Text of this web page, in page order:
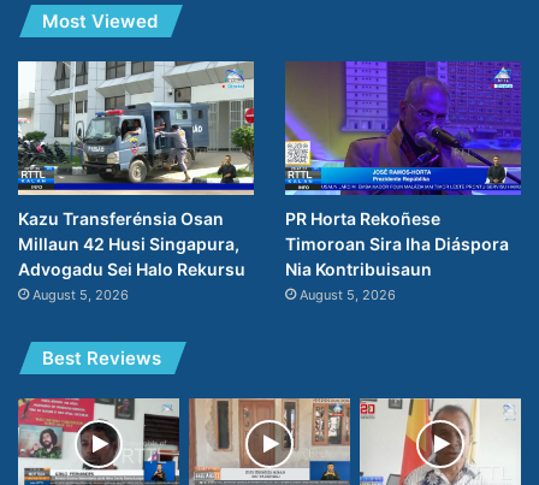
Most Viewed
Kazu Transferénsia Osan
Millaun 42 Husi Singapura,
Advogadu Sei Halo Rekursu
August 5, 2026
PR Horta Rekoñese
Timoroan Sira Iha Diáspora
Nia Kontribuisaun
August 5, 2026
Best Reviews